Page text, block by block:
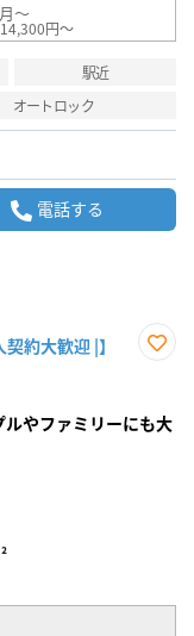
～
円～
駅近
オートロック
電話する
約大歓迎 |】
録
やファミリーにも大